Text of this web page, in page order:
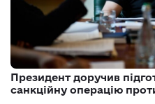
Президент доручив
санкційну операцію